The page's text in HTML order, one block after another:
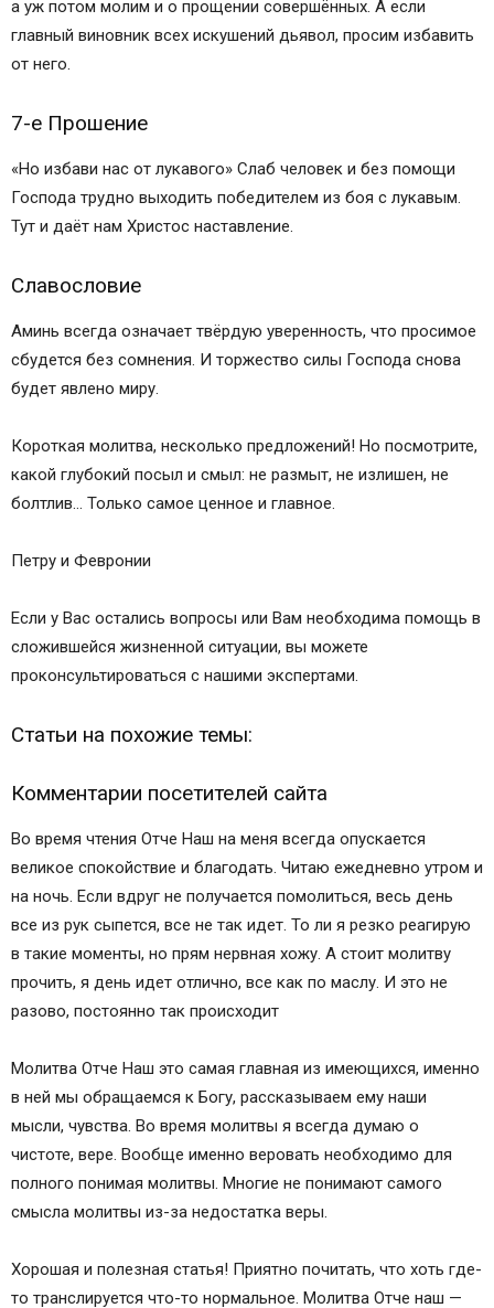
а уж потом молим и о прощении совершённых. А если
главный виновник всех искушений дьявол, просим избавить
от него.
7-е Прошение
«Но избави нас от лукавого» Слаб человек и без помощи
Господа трудно выходить победителем из боя с лукавым.
Тут и даёт нам Христос наставление.
Славословие
Аминь всегда означает твёрдую уверенность, что просимое
сбудется без сомнения. И торжество силы Господа снова
будет явлено миру.
Короткая молитва, несколько предложений! Но посмотрите,
какой глубокий посыл и смыл: не размыт, не излишен, не
болтлив… Только самое ценное и главное.
Петру и Февронии
Если у Вас остались вопросы или Вам необходима помощь в
сложившейся жизненной ситуации, вы можете
проконсультироваться с нашими экспертами.
Статьи на похожие темы:
Комментарии посетителей сайта
Во время чтения Отче Наш на меня всегда опускается
великое спокойствие и благодать. Читаю ежедневно утром и
на ночь. Если вдруг не получается помолиться, весь день
все из рук сыпется, все не так идет. То ли я резко реагирую
в такие моменты, но прям нервная хожу. А стоит молитву
прочить, я день идет отлично, все как по маслу. И это не
разово, постоянно так происходит
Молитва Отче Наш это самая главная из имеющихся, именно
в ней мы обращаемся к Богу, рассказываем ему наши
мысли, чувства. Во время молитвы я всегда думаю о
чистоте, вере. Вообще именно веровать необходимо для
полного понимая молитвы. Многие не понимают самого
смысла молитвы из-за недостатка веры.
Хорошая и полезная статья! Приятно почитать, что хоть где-
то транслируется что-то нормальное. Молитва Отче наш —